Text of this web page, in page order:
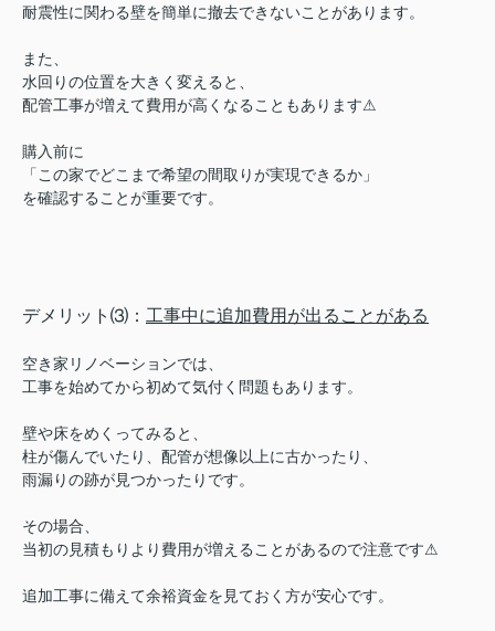
耐震性に関わる壁を簡単に撤去できないことがあります。
また、
水回りの位置を大きく変えると、
配管工事が増えて費用が高くなることもあります⚠︎
購入前に
「この家でどこまで希望の間取りが実現できるか」
を確認することが重要です。
デメリット⑶： 工事中に追加費用が出ることがある
空き家リノベーションでは、
工事を始めてから初めて気付く問題もあります。
壁や床をめくってみると、
柱が傷んでいたり、配管が想像以上に古かったり、
雨漏りの跡が見つかったりです。
その場合、
当初の見積もりより費用が増えることがあるので注意です⚠︎
追加工事に備えて余裕資金を見ておく方が安心です。